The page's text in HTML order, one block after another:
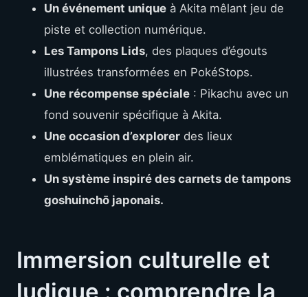
Un événement unique à Akita mêlant jeu de
piste et collection numérique.
Les Tampons Lids, des plaques d’égouts
illustrées transformées en PokéStops.
Une récompense spéciale : Pikachu avec un
fond souvenir spécifique à Akita.
Une occasion d’explorer des lieux
emblématiques en plein air.
Un système inspiré des carnets de tampons
goshuinchō japonais.
Immersion culturelle et
ludique : comprendre la